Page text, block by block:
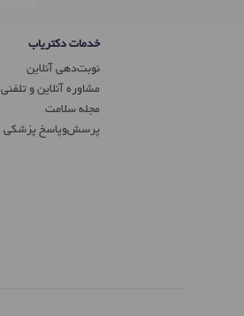
خدمات دکتریاب
نوبت‌دهی آنلاین
مشاوره آنلاین و تلفنی
مجله سلامت
پرسش‌و‌پاسخ پزشکی